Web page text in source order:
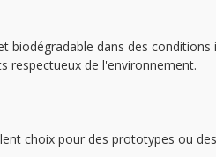
biodégradable dans des conditions
respectueux de l'environnement.
choix pour des prototypes ou